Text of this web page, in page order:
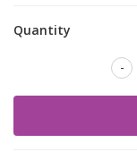
Quantity
-